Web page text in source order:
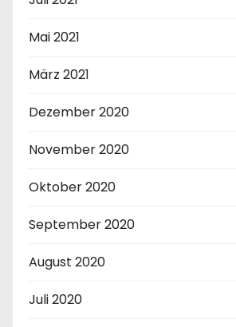
Mai 2021
März 2021
Dezember 2020
November 2020
Oktober 2020
September 2020
August 2020
Juli 2020